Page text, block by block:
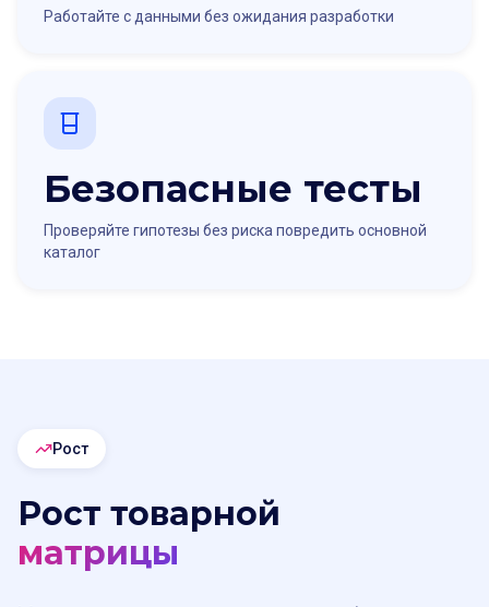
Работайте с данными без ожидания разработки
Безопасные тесты
Проверяйте гипотезы без риска повредить основной
каталог
Рост
Рост товарной
матрицы